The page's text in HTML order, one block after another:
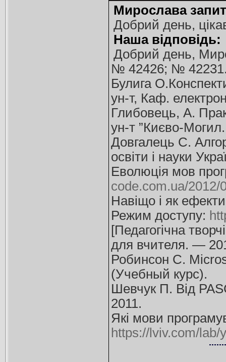
Мирослава
Добрий день,
Наша відповідь:
Добрий день,
№ 42426; № 42231.
Булига
ун-т, Каф.
Глибовець, А.
ун-т ”Києво-
Довгалець С.
освіти і науки
Еволюція мов
code.com.ua/
Навіщо і як
Режим доступу:
[Педагогічна
для вчителя. —
Робинсон С.
(Учебный курс).
Шевчук П. Від
2011.
Які мови
https://lviv.com/